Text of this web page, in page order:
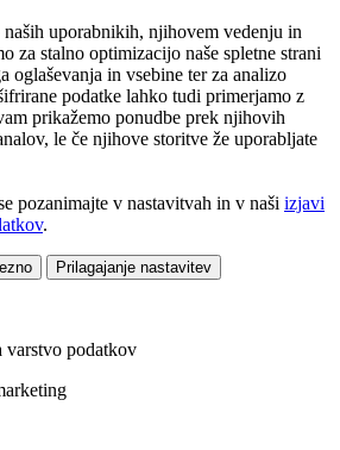
uporabnikih, njihovem vedenju in
za stalno optimizacijo naše spletne strani
oglaševanja in vsebine ter za analizo
podatke lahko tudi primerjamo z
prikažemo ponudbe prek njihovih
le če njihove storitve že uporabljate
pozanimajte v nastavitvah in v naši izjavi
.
Prilagajanje nastavitev
varstvo podatkov